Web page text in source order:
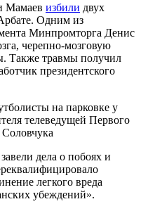
Мамаев избили двух
Одним из
Минпромторга Денис
черепно-мозговую
Также травмы получил
президентского
на парковке у
телеведущей Первого
дела о побоях и
легкого вреда
убеждений».